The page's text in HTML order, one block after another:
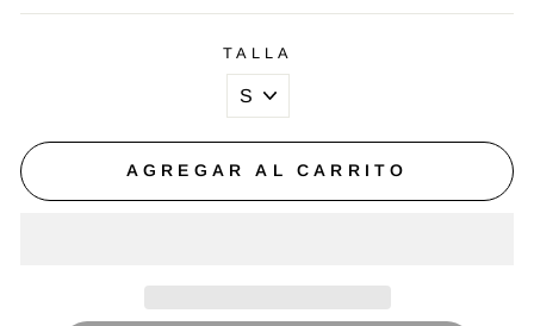
TALLA
AGREGAR AL CARRITO